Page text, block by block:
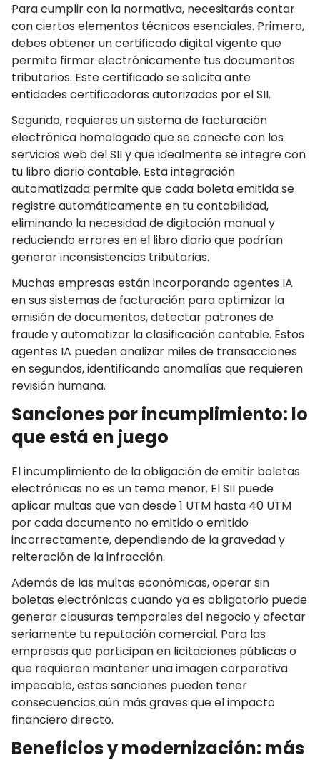
Para cumplir con la normativa, necesitarás contar
con ciertos elementos técnicos esenciales. Primero,
debes obtener un certificado digital vigente que
permita firmar electrónicamente tus documentos
tributarios. Este certificado se solicita ante
entidades certificadoras autorizadas por el SII.
Segundo, requieres un sistema de facturación
electrónica homologado que se conecte con los
servicios web del SII y que idealmente se integre con
tu libro diario contable. Esta integración
automatizada permite que cada boleta emitida se
registre automáticamente en tu contabilidad,
eliminando la necesidad de digitación manual y
reduciendo errores en el libro diario que podrían
generar inconsistencias tributarias.
Muchas empresas están incorporando agentes IA
en sus sistemas de facturación para optimizar la
emisión de documentos, detectar patrones de
fraude y automatizar la clasificación contable. Estos
agentes IA pueden analizar miles de transacciones
en segundos, identificando anomalías que requieren
revisión humana.
Sanciones por incumplimiento: lo
que está en juego
El incumplimiento de la obligación de emitir boletas
electrónicas no es un tema menor. El SII puede
aplicar multas que van desde 1 UTM hasta 40 UTM
por cada documento no emitido o emitido
incorrectamente, dependiendo de la gravedad y
reiteración de la infracción.
Además de las multas económicas, operar sin
boletas electrónicas cuando ya es obligatorio puede
generar clausuras temporales del negocio y afectar
seriamente tu reputación comercial. Para las
empresas que participan en licitaciones públicas o
que requieren mantener una imagen corporativa
impecable, estas sanciones pueden tener
consecuencias aún más graves que el impacto
financiero directo.
Beneficios y modernización: más